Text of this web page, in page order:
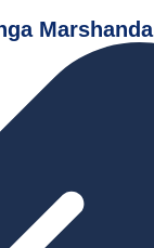
Marshanda